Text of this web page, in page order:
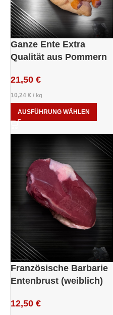
Ganze Ente Extra
Qualität aus Pommern
21,50 €
10,24 € / kg
AUSFÜHRUNG WÄHLEN
Französische Barbarie
Entenbrust (weiblich)
12,50 €